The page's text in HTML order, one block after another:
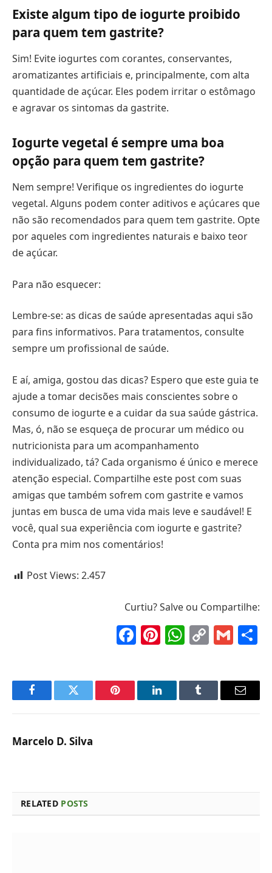
Existe algum tipo de iogurte proibido
para quem tem gastrite?
Sim! Evite iogurtes com corantes, conservantes,
aromatizantes artificiais e, principalmente, com alta
quantidade de açúcar. Eles podem irritar o estômago
e agravar os sintomas da gastrite.
Iogurte vegetal é sempre uma boa
opção para quem tem gastrite?
Nem sempre! Verifique os ingredientes do iogurte
vegetal. Alguns podem conter aditivos e açúcares que
não são recomendados para quem tem gastrite. Opte
por aqueles com ingredientes naturais e baixo teor
de açúcar.
Para não esquecer:
Lembre-se: as dicas de saúde apresentadas aqui são
para fins informativos. Para tratamentos, consulte
sempre um profissional de saúde.
E aí, amiga, gostou das dicas? Espero que este guia te
ajude a tomar decisões mais conscientes sobre o
consumo de iogurte e a cuidar da sua saúde gástrica.
Mas, ó, não se esqueça de procurar um médico ou
nutricionista para um acompanhamento
individualizado, tá? Cada organismo é único e merece
atenção especial. Compartilhe este post com suas
amigas que também sofrem com gastrite e vamos
juntas em busca de uma vida mais leve e saudável! E
você, qual sua experiência com iogurte e gastrite?
Conta pra mim nos comentários!
Post Views: 2.457
Curtiu? Salve ou Compartilhe:
Facebook
Pinterest
Copy
FacebookTwitter Pinterest LinkedInTumblr Email
Marcelo D. Silva
RELATED POSTS